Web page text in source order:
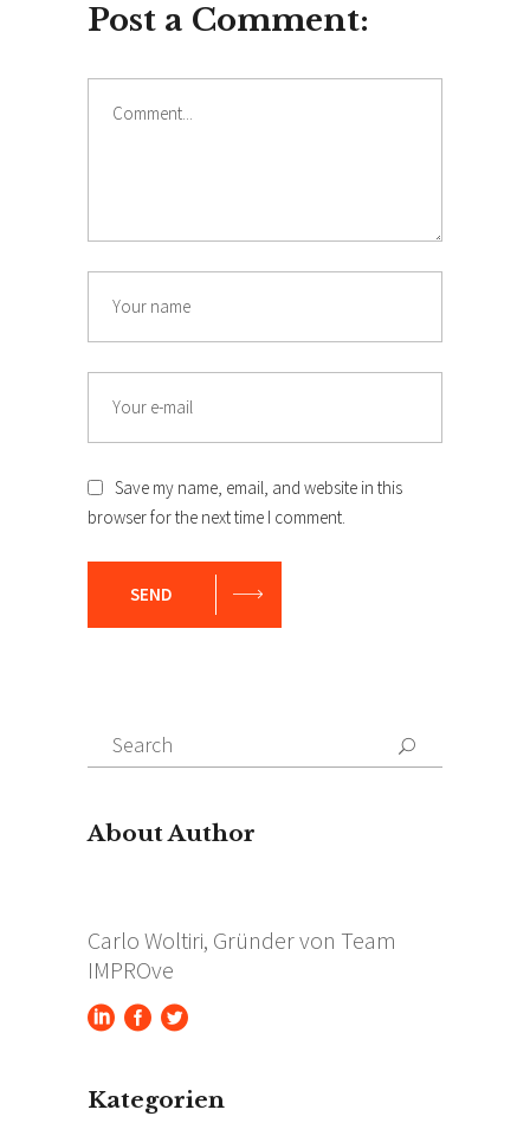
Post a Comment:
Save my name, email, and website in this
browser for the next time I comment.
SEND
Search
for:
About Author
Carlo Woltiri, Gründer von Team
IMPROve
Kategorien